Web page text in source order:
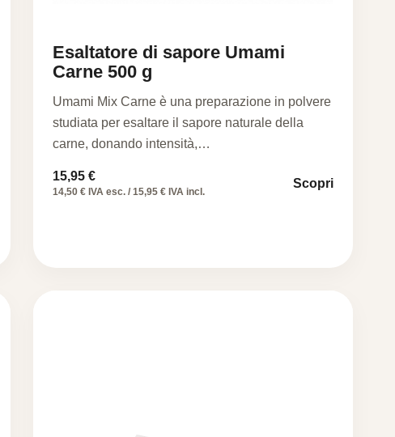
Esaltatore di sapore Umami
Carne 500 g
Umami Mix Carne è una preparazione in polvere
studiata per esaltare il sapore naturale della
carne, donando intensità,…
15,95€
14,50 € IVA esc. / 15,95 € IVA incl.
Scopri